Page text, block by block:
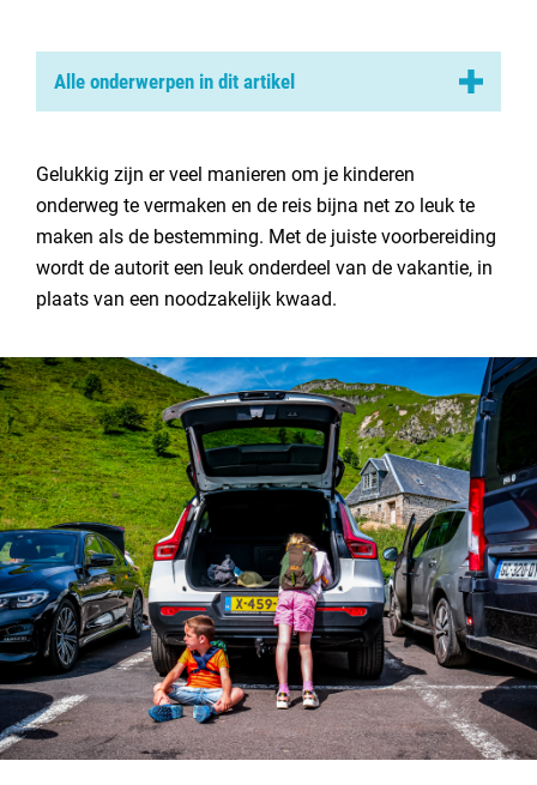
Veel gestelde vragen
Meld mijn camping aan
Contact opnemen
Alle onderwerpen in dit artikel
Maak een “reisbox”
Zorg voor gezonde én lekkere snacks
Entertainment onderweg
Denk ook aan jezelf
Toch liever vliegen?
Gelukkig zijn er veel manieren om je kinderen
onderweg te vermaken en de reis bijna net zo leuk te
maken als de bestemming. Met de juiste voorbereiding
wordt de autorit een leuk onderdeel van de vakantie, in
plaats van een noodzakelijk kwaad.